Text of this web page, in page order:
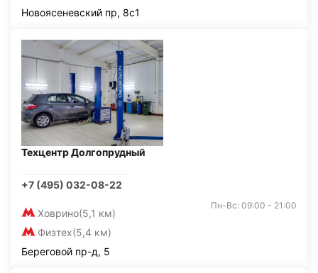
Новоясеневский пр, 8с1
Техцентр Долгопрудный
+7 (495) 032-08-22
Ховрино(5,1 км)
Физтех(5,4 км)
Пн-Вс: 09:00 - 21:00
Береговой пр-д, 5